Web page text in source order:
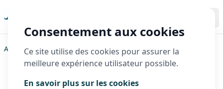
Accueil>Hase Bikes
Hase Bikes
Consentement aux cookies
Ce site utilise des cookies pour assurer la
meilleure expérience utilisateur possible.
En savoir plus sur les cookies